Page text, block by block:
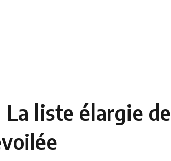
La liste élargie de